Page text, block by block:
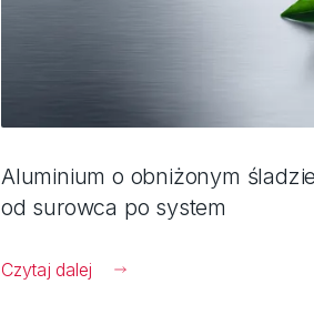
Aluminium o obniżonym
od surowca po system
Czytaj dalej